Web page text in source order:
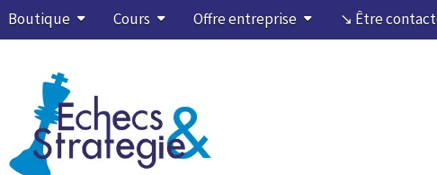
Boutique Cours Offre entreprise ↘ Être